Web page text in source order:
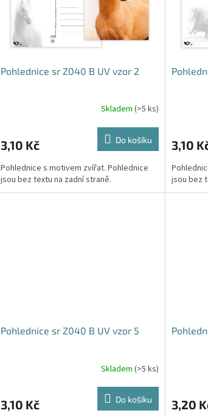
Pohlednice sr Z040 B UV vzor 2
Skladem (>5 ks)
3,10 Kč Do košíku
Pohlednice s motivem zvířat. Pohlednice
jsou bez textu na zadní straně.
3,10
jsou bez
Pohlednice sr Z040 B UV vzor 5
Skladem (>5 ks)
3,10 Kč Do košíku 3,20